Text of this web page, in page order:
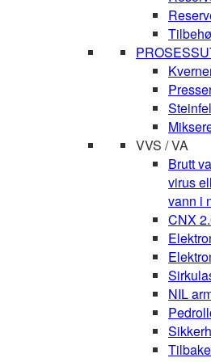
VVS / VA
Brutt
virus
vann i
CNX
NIL